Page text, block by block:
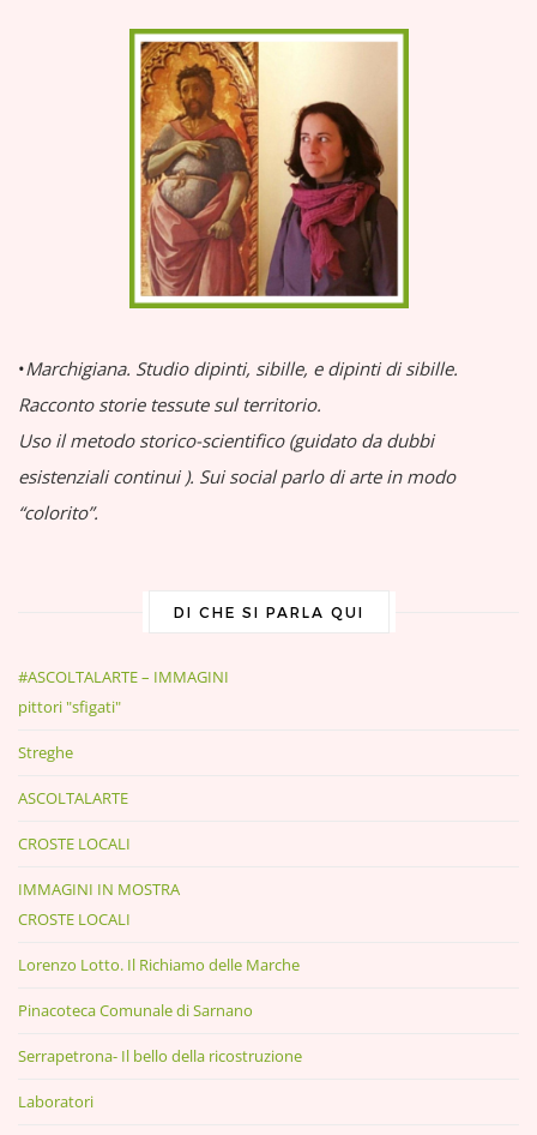
•Marchigiana. Studio dipinti, sibille, e dipinti di sibille.
Racconto storie tessute sul territorio.
Uso il metodo storico-scientifico (guidato da dubbi
esistenziali continui ). Sui social parlo di arte in modo
“colorito”.
DI CHE SI PARLA QUI
#ASCOLTALARTE – IMMAGINI
pittori "sfigati"
Streghe
ASCOLTALARTE
CROSTE LOCALI
IMMAGINI IN MOSTRA
CROSTE LOCALI
Lorenzo Lotto. Il Richiamo delle Marche
Pinacoteca Comunale di Sarnano
Serrapetrona- Il bello della ricostruzione
Laboratori